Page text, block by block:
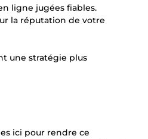
ligne jugées fiables.
la réputation de votre
une stratégie plus
ici pour rendre ce